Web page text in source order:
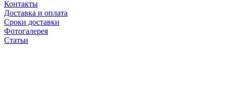
Контакты
Доставка и оплата
Сроки доставки
Фотогалерея
Статьи